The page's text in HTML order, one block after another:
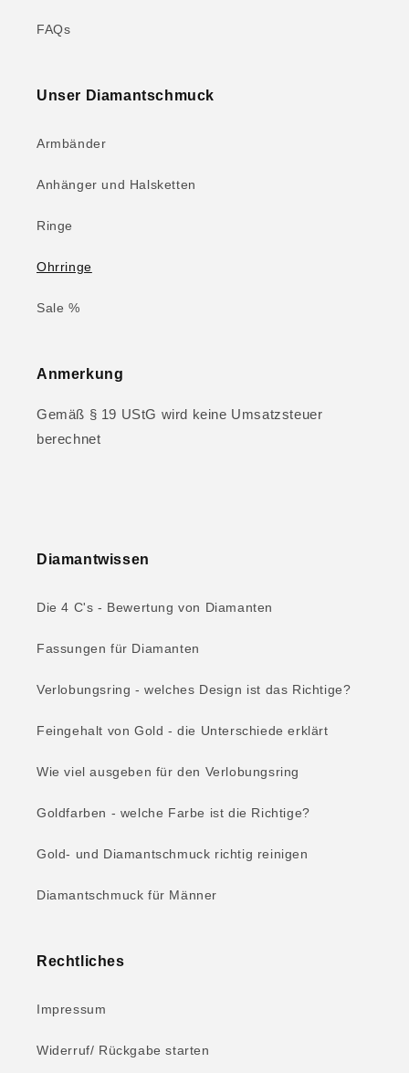
FAQs
Unser Diamantschmuck
Armbänder
Anhänger und Halsketten
Ringe
Ohrringe
Sale %
Anmerkung
Gemäß § 19 UStG wird keine Umsatzsteuer
berechnet
Diamantwissen
Die 4 C's - Bewertung von Diamanten
Fassungen für Diamanten
Verlobungsring - welches Design ist das Richtige?
Feingehalt von Gold - die Unterschiede erklärt
Wie viel ausgeben für den Verlobungsring
Goldfarben - welche Farbe ist die Richtige?
Gold- und Diamantschmuck richtig reinigen
Diamantschmuck für Männer
Rechtliches
Impressum
Widerruf/ Rückgabe starten